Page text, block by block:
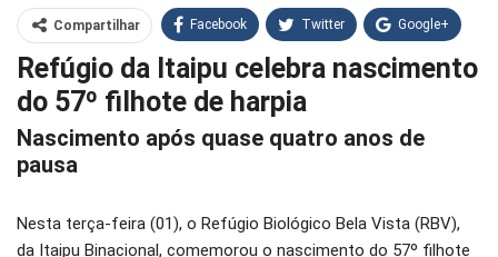
Compartilhar Facebook Twitter Google+
WhatsApp Pinterest
O email
Refúgio da Itaipu celebra nascimento
do 57º filhote de harpia
Nascimento após quase quatro anos de
pausa
Nesta terça-feira (01), o Refúgio Biológico Bela Vista (RBV),
da Itaipu Binacional, comemorou o nascimento do 57º filhote